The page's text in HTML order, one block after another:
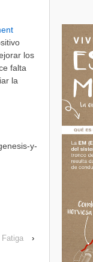
los
falta
la
y-
›